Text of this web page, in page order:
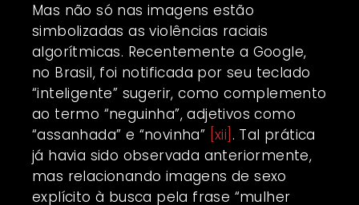
Mas não só nas imagens estão
simbolizadas as violências raciais
algorítmicas. Recentemente a Google,
no Brasil, foi notificada por seu teclado
“inteligente” sugerir, como complemento
ao termo “neguinha”, adjetivos como
“assanhada” e “novinha” [xii] . Tal prática
já havia sido observada anteriormente,
mas relacionando imagens de sexo
explícito à busca pela frase “mulher